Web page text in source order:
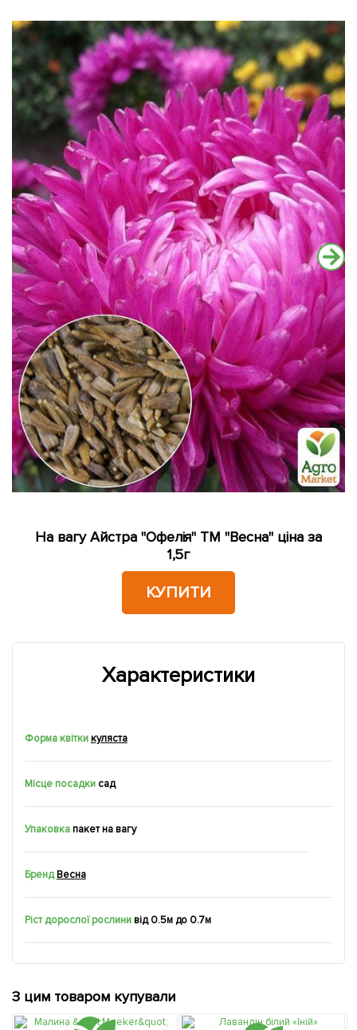
На вагу Айстра "Офелія" ТМ "Весна" ціна за
1,5г
КУПИТИ
Характеристики
Форма квіткикуляста
Місце посадки сад
Упаковкапакет на вагу
Бренд Весна
Ріст дорослої рослини від 0.5м до 0.7м
З цим товаром купували